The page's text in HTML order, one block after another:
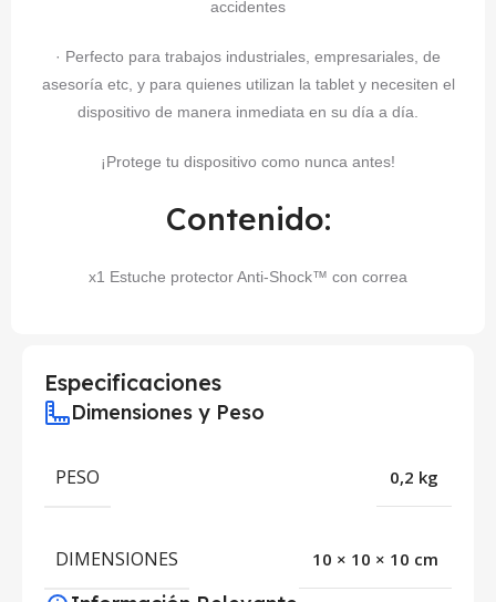
accidentes
· Perfecto para trabajos industriales, empresariales, de
asesoría etc, y para quienes utilizan la tablet y necesiten el
dispositivo de manera inmediata en su día a día.
¡Protege tu dispositivo como nunca antes!
Contenido:
x1 Estuche protector Anti-Shock™ con correa
Especificaciones
Dimensiones y Peso
PESO 0,2 kg
DIMENSIONES 10 × 10 × 10 cm